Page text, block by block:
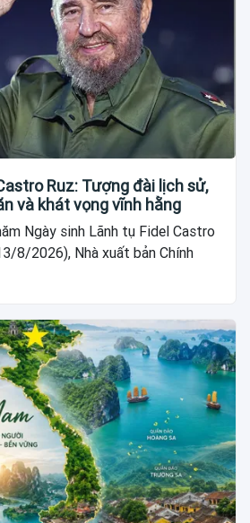
Ruz: Tượng đài lịch sử,
và khát vọng vĩnh hằng
Ngày sinh Lãnh tụ Fidel Castro
8/2026), Nhà xuất bản Chính